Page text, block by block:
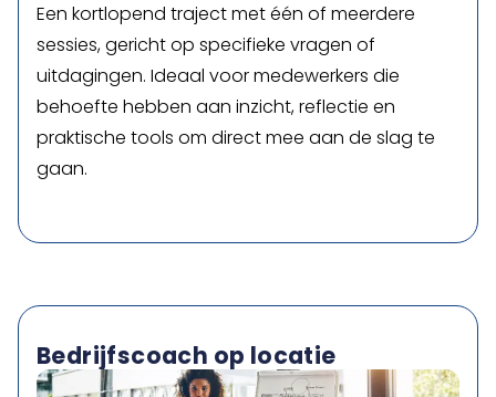
Een kortlopend traject met één of meerdere
sessies, gericht op specifieke vragen of
uitdagingen. Ideaal voor medewerkers die
behoefte hebben aan inzicht, reflectie en
praktische tools om direct mee aan de slag te
gaan.
Bedrijfscoach op locatie